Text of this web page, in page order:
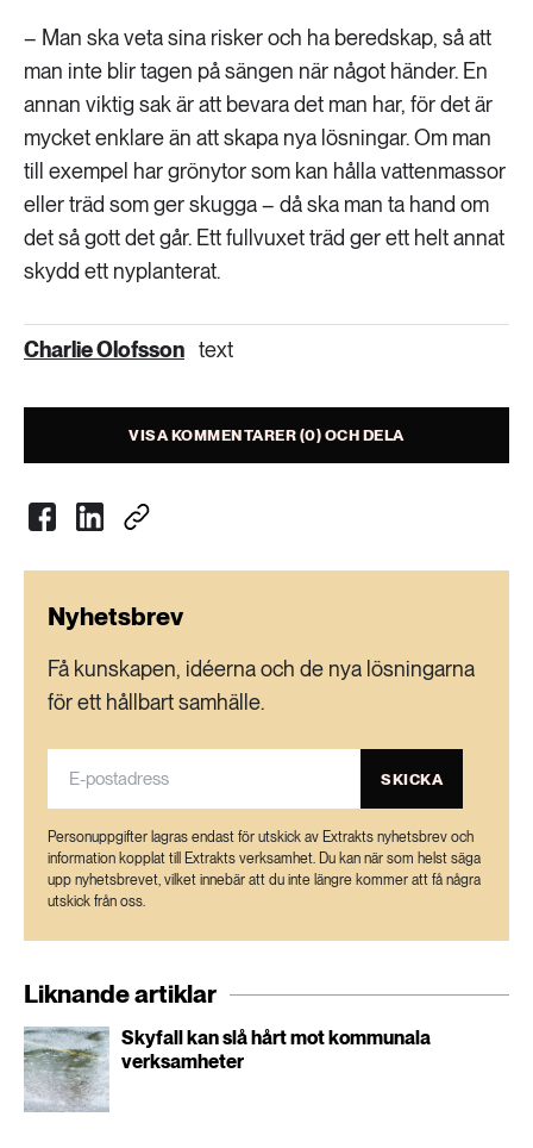
– Man ska veta sina risker och ha beredskap, så att
man inte blir tagen på sängen när något händer. En
annan viktig sak är att bevara det man har, för det är
mycket enklare än att skapa nya lösningar. Om man
till exempel har grönytor som kan hålla vattenmassor
eller träd som ger skugga – då ska man ta hand om
det så gott det går. Ett fullvuxet träd ger ett helt annat
skydd ett nyplanterat.
Charlie Olofsson text
VISA KOMMENTARER (0) OCH DELA
Nyhetsbrev
Få kunskapen, idéerna och de nya lösningarna
för ett hållbart samhälle.
SKICKA
Personuppgifter lagras endast för utskick av Extrakts nyhetsbrev och
information kopplat till Extrakts verksamhet. Du kan när som helst säga
upp nyhetsbrevet, vilket innebär att du inte längre kommer att få några
utskick från oss.
Liknande artiklar
Skyfall kan slå hårt mot kommunala
verksamheter